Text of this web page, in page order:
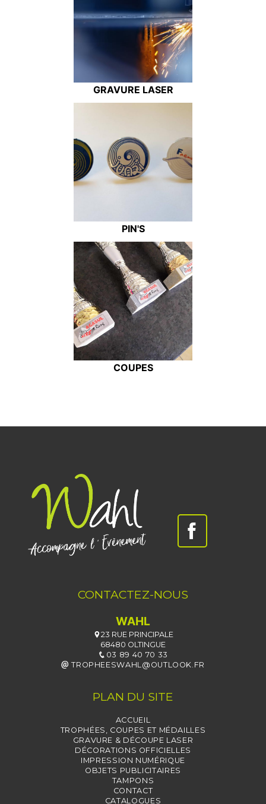
GRAVURE LASER
PIN'S
COUPES
CONTACTEZ-NOUS
WAHL
23 RUE PRINCIPALE
68480 OLTINGUE
03 89 40 70 33
TROPHEESWAHL@OUTLOOK.FR
PLAN DU SITE
ACCUEIL
TROPHÉES, COUPES ET MÉDAILLES
GRAVURE & DÉCOUPE LASER
DÉCORATIONS OFFICIELLES
IMPRESSION NUMÉRIQUE
OBJETS PUBLICITAIRES
TAMPONS
CONTACT
CATALOGUES